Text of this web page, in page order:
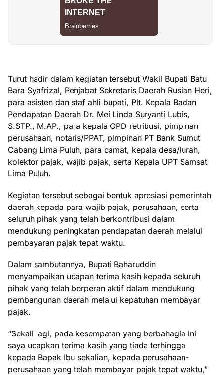
Turut hadir dalam kegiatan tersebut Wakil Bupati Batu
Bara Syafrizal, Penjabat Sekretaris Daerah Rusian Heri,
para asisten dan staf ahli bupati, Plt. Kepala Badan
Pendapatan Daerah Dr. Mei Linda Suryanti Lubis,
S.STP., M.AP., para kepala OPD retribusi, pimpinan
perusahaan, notaris/PPAT, pimpinan PT Bank Sumut
Cabang Lima Puluh, para camat, kepala desa/lurah,
kolektor pajak, wajib pajak, serta Kepala UPT Samsat
Lima Puluh.
Kegiatan tersebut sebagai bentuk apresiasi pemerintah
daerah kepada para wajib pajak, perusahaan, serta
seluruh pihak yang telah berkontribusi dalam
mendukung peningkatan pendapatan daerah melalui
pembayaran pajak tepat waktu.
Dalam sambutannya, Bupati Baharuddin
menyampaikan ucapan terima kasih kepada seluruh
pihak yang telah berperan aktif dalam mendukung
pembangunan daerah melalui kepatuhan membayar
pajak.
“Sekali lagi, pada kesempatan yang berbahagia ini
saya ucapkan terima kasih yang tiada terhingga
kepada Bapak Ibu sekalian, kepada perusahaan-
perusahaan yang telah membayar pajak tepat waktu,”